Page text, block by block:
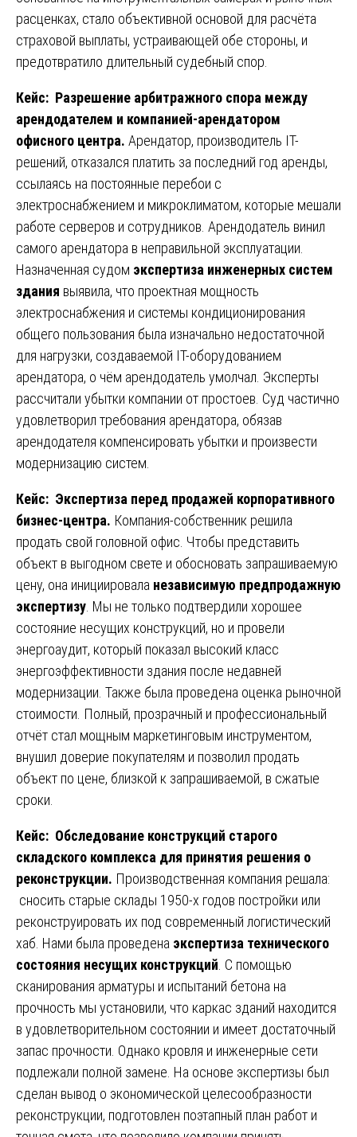
расценках, стало объективной основой для расчёта
страховой выплаты, устраивающей обе стороны, и
предотвратило длительный судебный спор.
Кейс: Разрешение арбитражного спора между
арендодателем и компанией-арендатором
офисного центра. Арендатор, производитель IT-
решений, отказался платить за последний год аренды,
ссылаясь на постоянные перебои с
электроснабжением и микроклиматом, которые мешали
работе серверов и сотрудников. Арендодатель винил
самого арендатора в неправильной эксплуатации.
Назначенная судом экспертиза инженерных систем
здания выявила, что проектная мощность
электроснабжения и системы кондиционирования
общего пользования была изначально недостаточной
для нагрузки, создаваемой IT-оборудованием
арендатора, о чём арендодатель умолчал. Эксперты
рассчитали убытки компании от простоев. Суд частично
удовлетворил требования арендатора, обязав
арендодателя компенсировать убытки и произвести
модернизацию систем.
Кейс: Экспертиза перед продажей корпоративного
бизнес-центра. Компания-собственник решила
продать свой головной офис. Чтобы представить
объект в выгодном свете и обосновать запрашиваемую
цену, она инициировала независимую предпродажную
экспертизу . Мы не только подтвердили хорошее
состояние несущих конструкций, но и провели
энергоаудит, который показал высокий класс
энергоэффективности здания после недавней
модернизации. Также была проведена оценка рыночной
стоимости. Полный, прозрачный и профессиональный
отчёт стал мощным маркетинговым инструментом,
внушил доверие покупателям и позволил продать
объект по цене, близкой к запрашиваемой, в сжатые
сроки.
Кейс: Обследование конструкций старого
складского комплекса для принятия решения о
реконструкции. Производственная компания решала:
сносить старые склады 1950-х годов постройки или
реконструировать их под современный логистический
хаб. Нами была проведена экспертиза технического
состояния несущих конструкций . С помощью
сканирования арматуры и испытаний бетона на
прочность мы установили, что каркас зданий находится
в удовлетворительном состоянии и имеет достаточный
запас прочности. Однако кровля и инженерные сети
подлежали полной замене. На основе экспертизы был
сделан вывод о экономической целесообразности
реконструкции, подготовлен поэтапный план работ и